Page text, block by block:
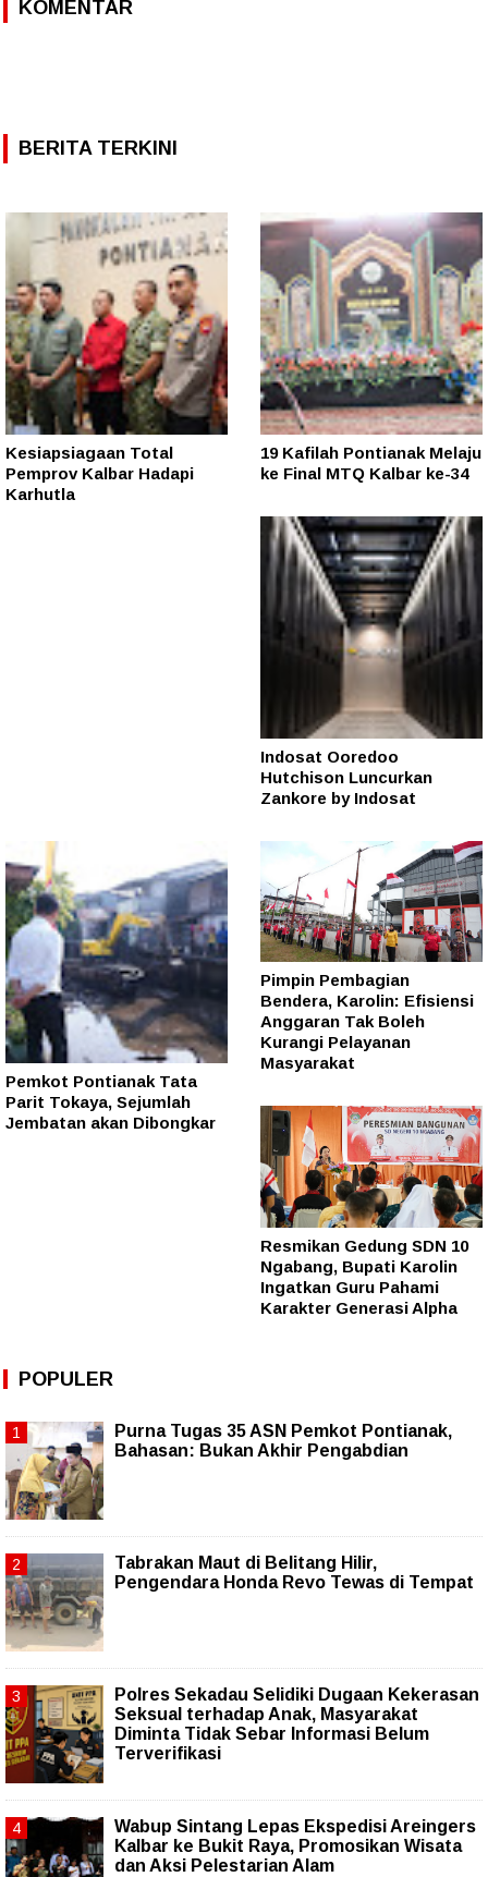
KOMENTAR
BERITA TERKINI
Kesiapsiagaan Total
Pemprov Kalbar Hadapi
Karhutla
19 Kafilah Pontianak Melaju
ke Final MTQ Kalbar ke-34
Indosat Ooredoo
Hutchison Luncurkan
Zankore by Indosat
Pemkot Pontianak Tata
Parit Tokaya, Sejumlah
Jembatan akan Dibongkar
Pimpin Pembagian
Bendera, Karolin: Efisiensi
Anggaran Tak Boleh
Kurangi Pelayanan
Masyarakat
Resmikan Gedung SDN 10
Ngabang, Bupati Karolin
Ingatkan Guru Pahami
Karakter Generasi Alpha
POPULER
Purna Tugas 35 ASN Pemkot Pontianak,
Bahasan: Bukan Akhir Pengabdian
Tabrakan Maut di Belitang Hilir,
Pengendara Honda Revo Tewas di Tempat
Polres Sekadau Selidiki Dugaan Kekerasan
Seksual terhadap Anak, Masyarakat
Diminta Tidak Sebar Informasi Belum
Terverifikasi
Wabup Sintang Lepas Ekspedisi Areingers
Kalbar ke Bukit Raya, Promosikan Wisata
dan Aksi Pelestarian Alam